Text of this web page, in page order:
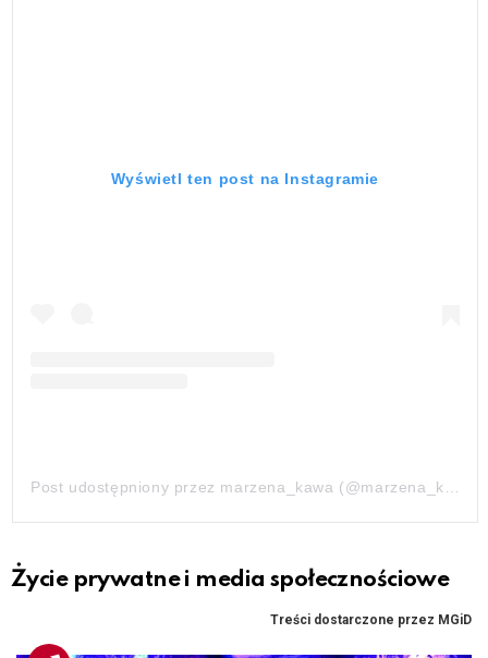
Wyświetl ten post na Instagramie
Życie prywatne i media społecznościowe